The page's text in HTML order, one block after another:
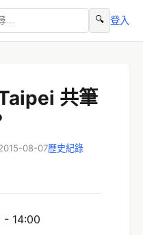
🔍 登入
共筆
08-07歷史紀錄
- 14:00